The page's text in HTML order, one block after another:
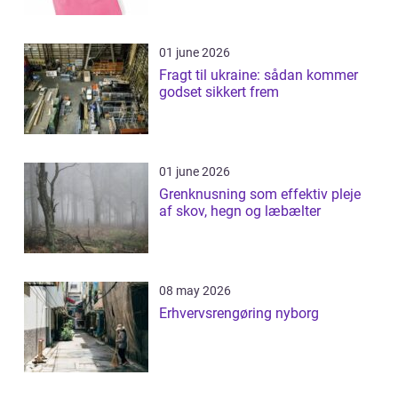
01 june 2026
Fragt til ukraine: sådan kommer
godset sikkert frem
01 june 2026
Grenknusning som effektiv pleje
af skov, hegn og læbælter
08 may 2026
Erhvervsrengøring nyborg